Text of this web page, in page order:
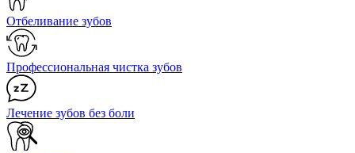
Отбеливание зубов
Профессиональная чистка зубов
Лечение зубов без боли